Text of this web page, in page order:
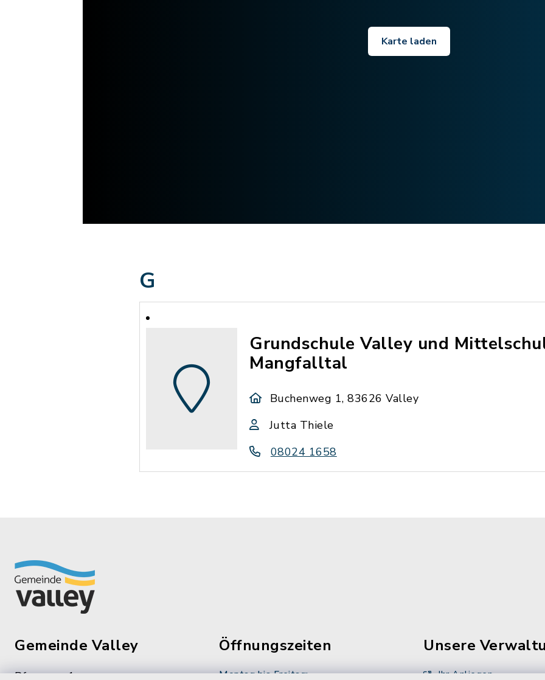
Karte laden
G
Grundschule Valley und
Mangfalltal
Buchenweg 1, 83626 Valley
Jutta Thiele
08024 1658
Gemeinde Valley
Pfarrweg 1
Öffnungszeiten
Montag bis Freitag:
Unsere
Ihr Anliegen